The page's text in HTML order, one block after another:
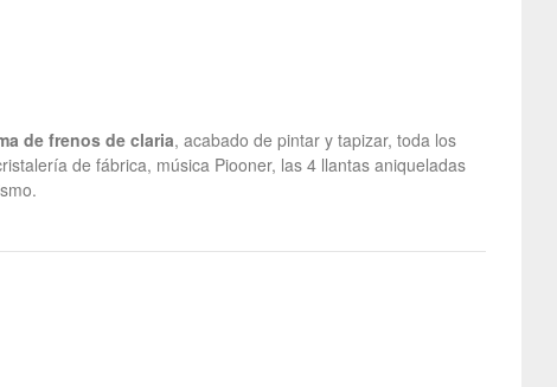
de frenos de claria, acabado de pintar y tapizar, toda los
de fábrica, música Piooner, las 4 llantas aniqueladas